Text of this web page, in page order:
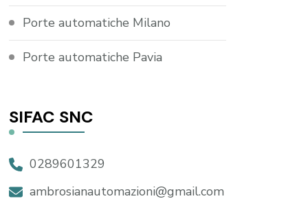
Porte automatiche Milano
Porte automatiche Pavia
SIFAC SNC
0289601329
ambrosianautomazioni@gmail.com